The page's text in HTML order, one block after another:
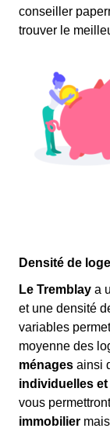
conseiller
trouver le
Densité de
Le Tremblay a
et une densité
variables
moyenne des
ménages ainsi
individuelles
vous
immobilier